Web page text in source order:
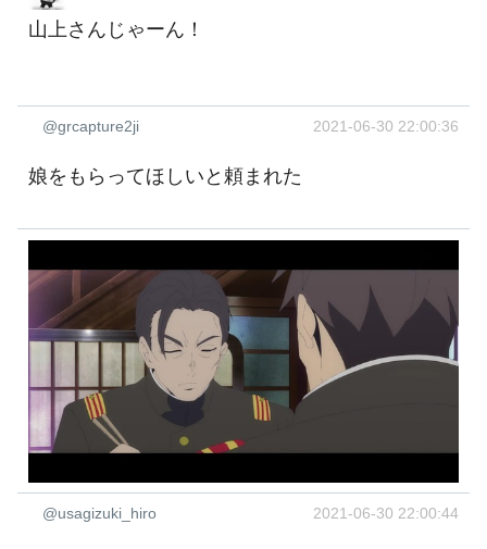
山上さんじゃーん！
@grcapture2ji 2021-06-30 22:00:36
娘をもらってほしいと頼まれた
@usagizuki_hiro 2021-06-30 22:00:44